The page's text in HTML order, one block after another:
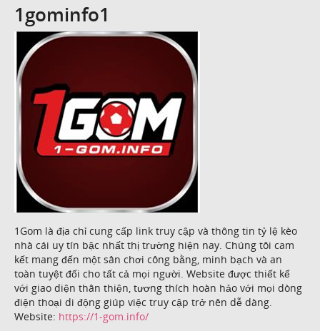
1gominfo1
1Gom là địa chỉ cung cấp link truy cập và thông tin tỷ lệ kèo
nhà cái uy tín bậc nhất thị trường hiện nay. Chúng tôi cam
kết mang đến một sân chơi công bằng, minh bạch và an
toàn tuyệt đối cho tất cả mọi người. Website được thiết kế
với giao diện thân thiện, tương thích hoàn hảo với mọi dòng
điện thoại di động giúp việc truy cập trở nên dễ dàng.
Website: https://1-gom.info/